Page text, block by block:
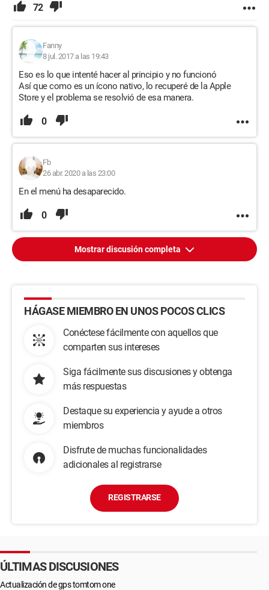
72
Fanny
8 jul. 2017 a las 19:43
Eso es lo que intenté hacer al principio y no funcionó
Así que como es un ícono nativo, lo recuperé de la Apple
Store y el problema se resolvió de esa manera.
0
Fb
26 abr. 2020 a las 23:00
En el menú ha desaparecido.
0
Mostrar discusión completa
HÁGASE MIEMBRO EN UNOS POCOS CLICS
Conéctese fácilmente con aquellos que
comparten sus intereses
Siga fácilmente sus discusiones y obtenga
más respuestas
Destaque su experiencia y ayude a otros
miembros
Disfrute de muchas funcionalidades
adicionales al registrarse
REGISTRARSE
ÚLTIMAS DISCUSIONES
Actualización de gps tomtom one